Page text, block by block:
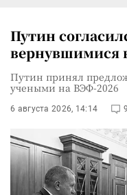
Путин
вернувшимися
Путин принял
учеными на ВЭФ-2026
6 августа 2026, 14:14 9